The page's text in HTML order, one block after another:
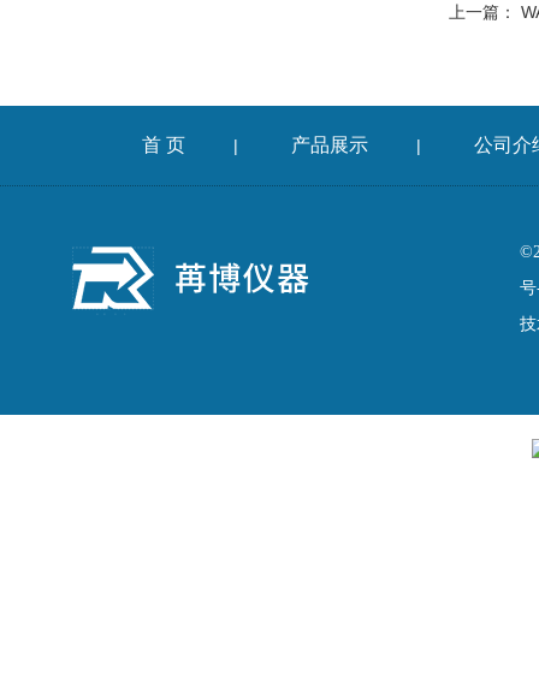
上一篇：
首 页 | 产品展示 | 公司介
号